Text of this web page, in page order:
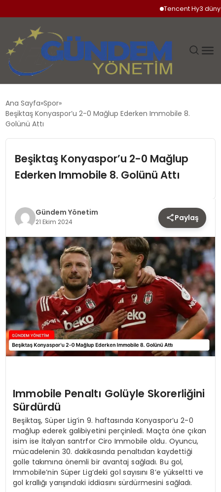
Tencent Hy3 dünya
SIYASET
EKONOMI
TEKNOLOJI
SAĞLIK
YAŞAM
Ana Sayfa Spor
Beşiktaş Konyaspor’u 2-0 Mağlup Ederken Immobile 8.
Golünü Attı
Beşiktaş Konyaspor’u 2-0 Mağlup
Ederken Immobile 8. Golünü Attı
Gündem Yönetim
21 Ekim 2024 Paylaş
Immobile Penaltı Golüyle Skorerliğini
Sürdürdü
Beşiktaş, Süper Lig’in 9. haftasında Konyaspor’u 2-0
mağlup ederek galibiyetini perçinledi. Maçta öne çıkan
isim ise İtalyan santrfor Ciro Immobile oldu. Oyuncu,
mücadelenin 30. dakikasında penaltıdan kaydettiği
golle takımına önemli bir avantaj sağladı. Bu gol,
Immobile’nin Süper Lig’deki gol sayısını 8’e yükseltti ve
gol krallığı yarışındaki iddiasını sürdürmesini sağladı.